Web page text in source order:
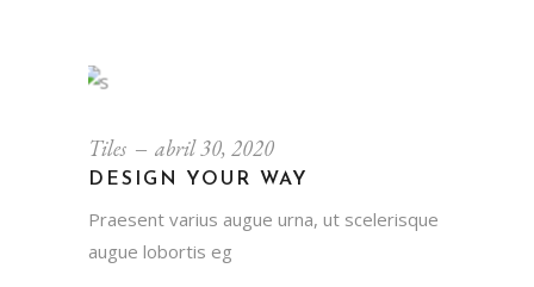
Tiles abril 30, 2020
DESIGN YOUR WAY
Praesent varius augue urna, ut scelerisque
augue lobortis eg